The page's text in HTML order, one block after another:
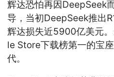
辉达恐怕再因DeepSeek
导，当初DeepSeek推出
辉达损失近5900亿美元
le Store下载榜第一的宝
代。